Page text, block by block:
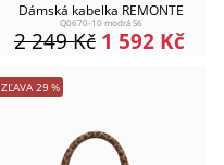
Dámská kabelka REMONTE
Q0670-10 modrá S6
1 592 Kč
2 249Kč
ZĽAVA 29%